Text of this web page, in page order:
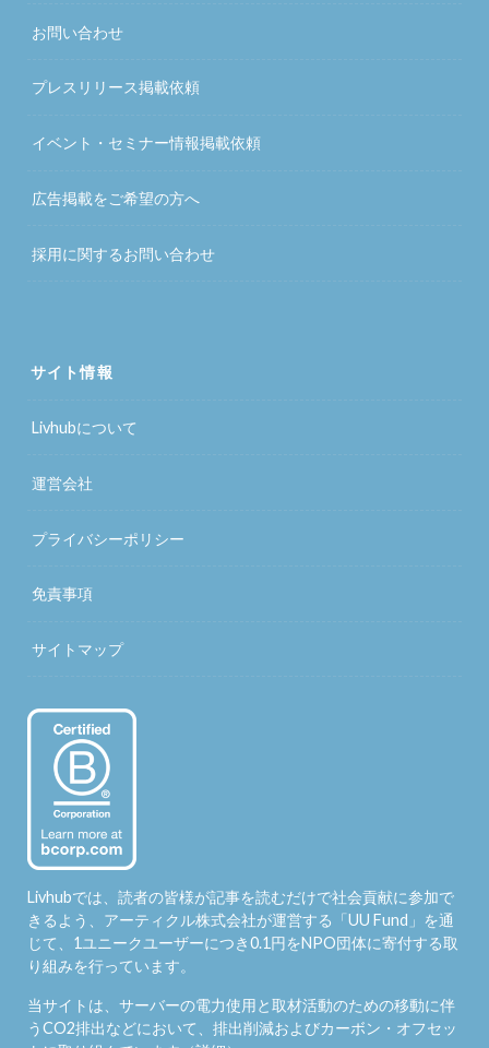
お問い合わせ
プレスリリース掲載依頼
イベント・セミナー情報掲載依頼
広告掲載をご希望の方へ
採用に関するお問い合わせ
サイト情報
Livhubについて
運営会社
プライバシーポリシー
免責事項
サイトマップ
Livhubでは、読者の皆様が記事を読むだけで社会貢献に参加で
きるよう、アーティクル株式会社が運営する「UU Fund 」を通
じて、1ユニークユーザーにつき0.1円をNPO団体に寄付する取
り組みを行っています。
当サイトは、サーバーの電力使用と取材活動のための移動に伴
うCO2排出などにおいて、排出削減およびカーボン・オフセッ